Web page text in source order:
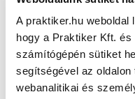
A praktiker.hu weboldal
hogy a Praktiker Kft.
számítógépén sütiket
segítségével az
webanalitikai és